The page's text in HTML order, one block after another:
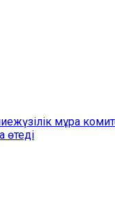
мұра
өтеді